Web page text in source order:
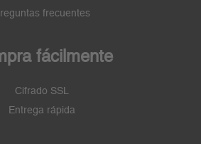
frecuentes
fácilmente
Cifrado SSL
Entrega rápida